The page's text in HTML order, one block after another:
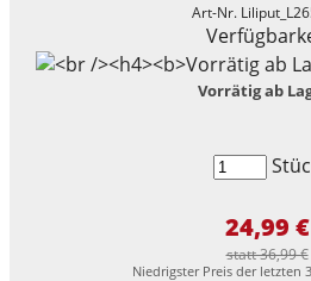
Art-Nr.
Vorrätig ab
24,99 €
statt 36,99 €
Niedrigster Preis der letzten